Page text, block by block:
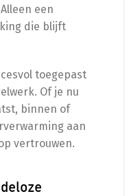
een
die blijft
toegepast
Of je nu
binnen of
aan
vertrouwen.